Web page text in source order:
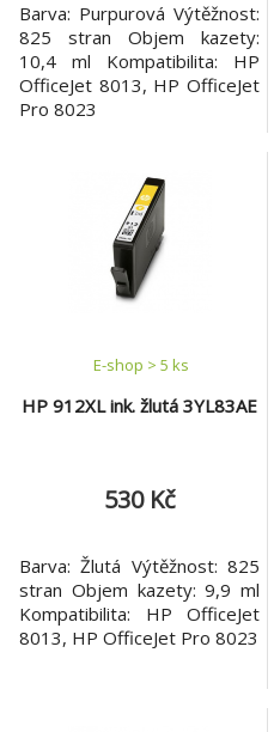
Barva: Purpurová Výtěžnost:
825 stran Objem kazety:
10,4 ml Kompatibilita: HP
OfficeJet 8013, HP OfficeJet
Pro 8023
HP 912XL ink. žlutá 3YL83AE
E-shop > 5 ks
530 Kč
Barva: Žlutá Výtěžnost: 825
stran Objem kazety: 9,9 ml
Kompatibilita: HP OfficeJet
8013, HP OfficeJet Pro 8023